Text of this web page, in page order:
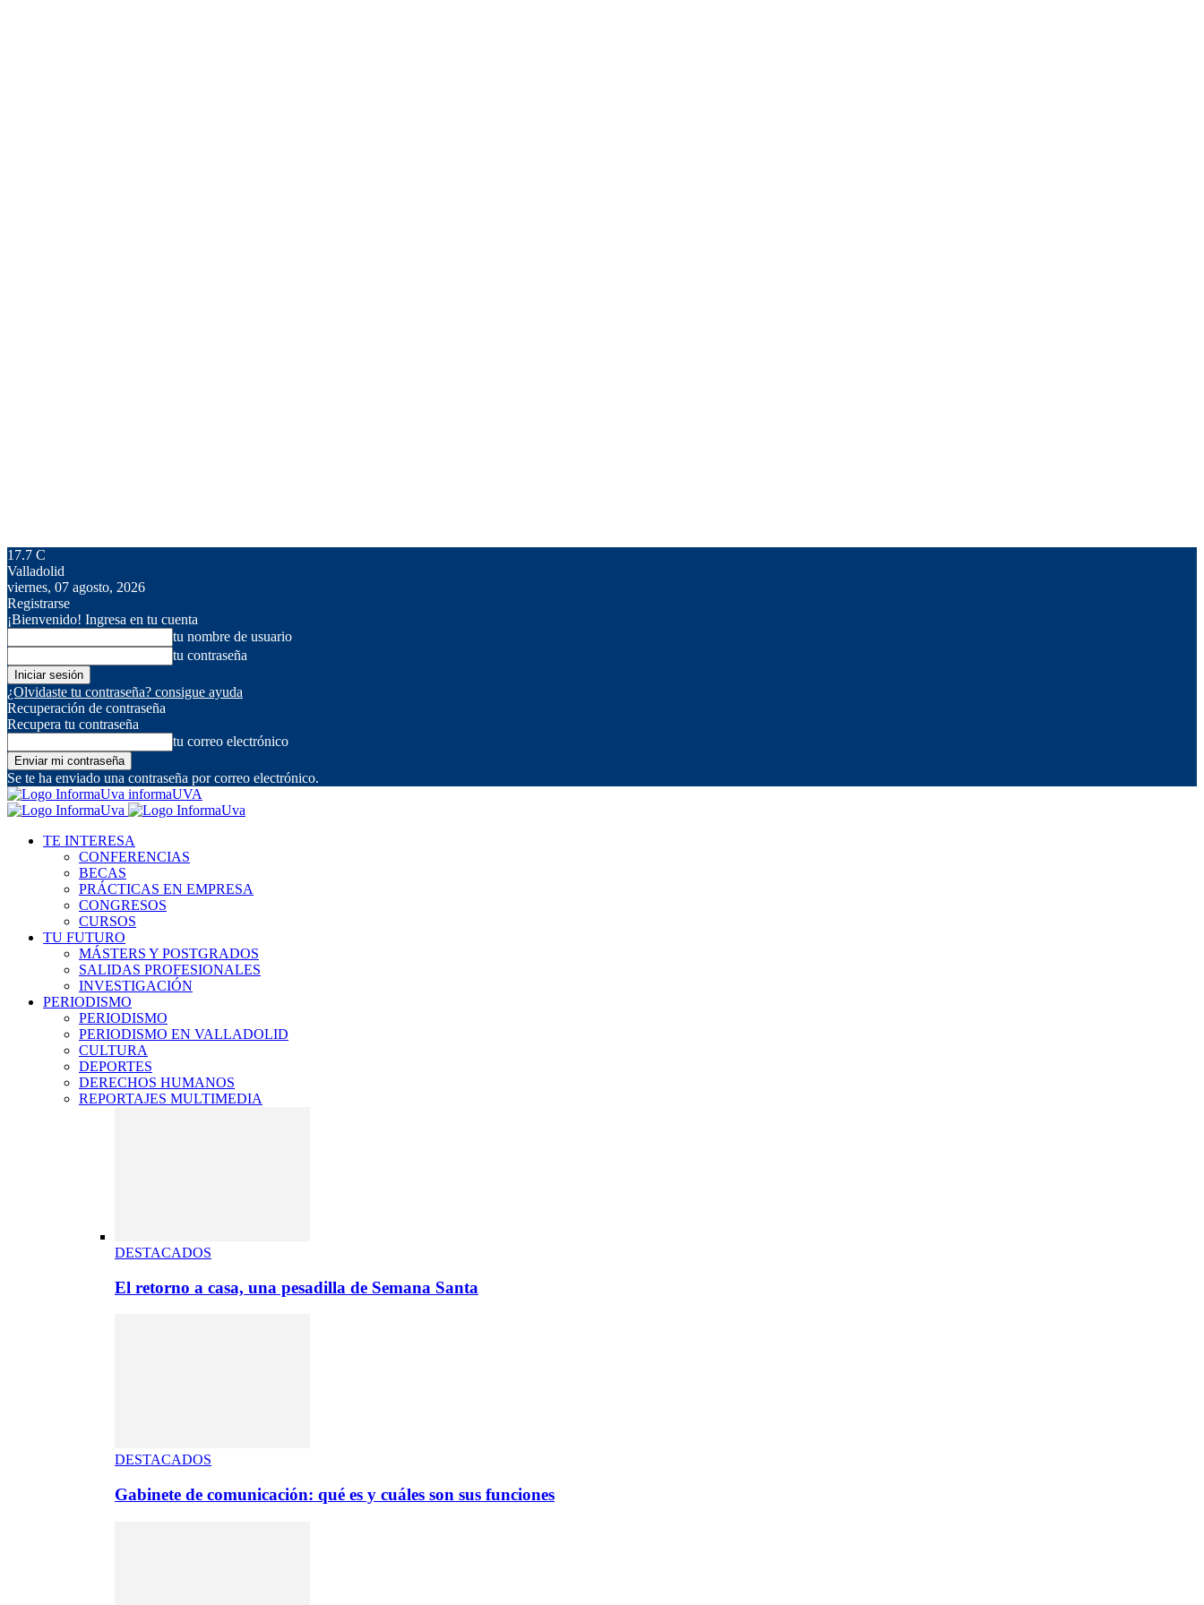
17.7 C
Valladolid
viernes, 07 agosto, 2026
Registrarse
¡Bienvenido! Ingresa en tu cuenta
tu nombre de usuario
tu contraseña
¿Olvidaste tu contraseña? consigue ayuda
Recuperación de contraseña
Recupera tu contraseña
tu correo electrónico
Se te ha enviado una contraseña por correo electrónico.
informaUVA
TE INTERESA
CONFERENCIAS
BECAS
PRÁCTICAS EN EMPRESA
CONGRESOS
CURSOS
TU FUTURO
MÁSTERS Y POSTGRADOS
SALIDAS PROFESIONALES
INVESTIGACIÓN
PERIODISMO
PERIODISMO
PERIODISMO EN VALLADOLID
CULTURA
DEPORTES
DERECHOS HUMANOS
REPORTAJES MULTIMEDIA
DESTACADOS
El retorno a casa, una pesadilla de Semana Santa
DESTACADOS
Gabinete de comunicación: qué es y cuáles son sus funciones